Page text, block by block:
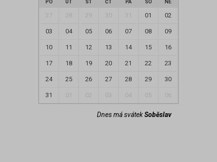
PO ÚT ST ČT PÁ SO NE
27 28 29 30 31 01 02
03 04 05 06 07 08 09
10 11 12 13 14 15 16
17 18 19 20 21 22 23
24 25 26 27 28 29 30
31 01 02 03 04 05 06
Dnes má svátekSoběslav